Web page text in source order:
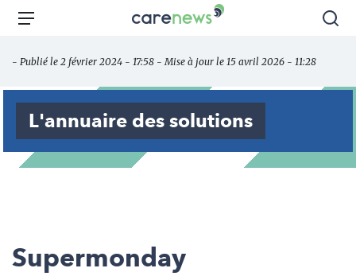
Aller
principal
Carenews,
des
acteurs
l'engagement
Menu
- Publié le 2 février 2024 - 17:58 - Mise à jour le 15 avril 2026 - 11:28
L'annuaire des solutions
Supermonday